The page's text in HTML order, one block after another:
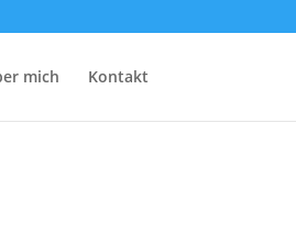
mich Kontakt